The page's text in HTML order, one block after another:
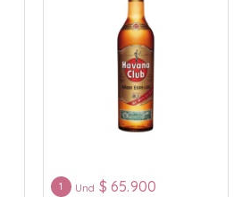
1 Und $ 65.900